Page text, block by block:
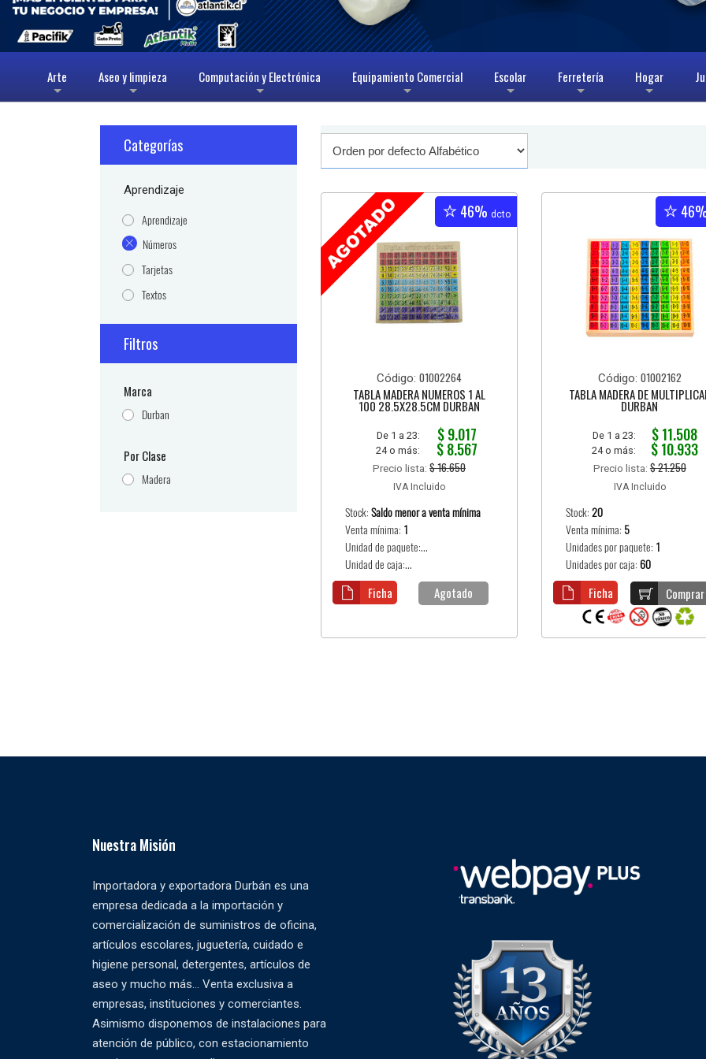
+
Arte
+
Aseo y limpieza
+
Computación y Electrónica
+
Equipamiento Comercial
+
Escolar
+
Ferretería
+
Hogar
Categorías
Aprendizaje
Aprendizaje
Números
Tarjetas
Textos
Filtros
Marca
Durban
Por Clase
Madera
46% dcto
Código:01002264
TABLA MADERA NUMEROS 1 AL
100 28.5X28.5CM DURBAN
De 1 a 23: $ 9.017
24 o más: $ 8.567
Precio lista:$ 16.650
IVA Incluido
Stock:Saldo menor a venta mínima
Venta mínima: 1
Unidad de paquete:...
Unidad de caja:...
Agotado
Ficha
Código: 01002162
TABLA MADERA DE
DURBAN
De 1 a 23: $ 11.508
24 o más: $ 10.933
Precio lista: $ 21.250
IVA Incluido
Stock: 20
Venta mínima: 5
Unidades por paquete: 1
Unidades por caja: 60
Comprar
Ficha
Nuestra Misión
Importadora y exportadora Durbán es una
empresa dedicada a la importación y
comercialización de suministros de oficina,
artículos escolares, juguetería, cuidado e
higiene personal, detergentes, artículos de
aseo y mucho más... Venta exclusiva a
empresas, instituciones y comerciantes.
Asimismo disponemos de instalaciones para
atención de público, con estacionamiento